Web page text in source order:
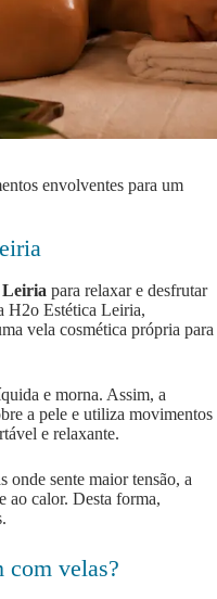
envolventes para um
Leiria para relaxar e desfrutar
H2o Estética Leiria,
vela cosmética própria para
e morna. Assim, a
a pele e utiliza movimentos
e relaxante.
onde sente maior tensão, a
ao calor. Desta forma,
com velas?